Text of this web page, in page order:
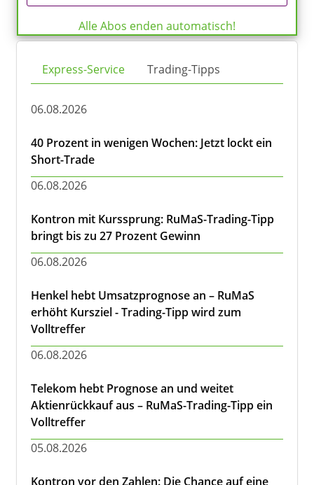
Alle Abos enden automatisch!
Express-Service Trading-Tipps
06.08.2026
40 Prozent in wenigen Wochen: Jetzt lockt ein
Short-Trade
06.08.2026
Kontron mit Kurssprung: RuMaS-Trading-Tipp
bringt bis zu 27 Prozent Gewinn
06.08.2026
Henkel hebt Umsatzprognose an – RuMaS
erhöht Kursziel - Trading-Tipp wird zum
Volltreffer
06.08.2026
Telekom hebt Prognose an und weitet
Aktienrückkauf aus – RuMaS-Trading-Tipp ein
Volltreffer
05.08.2026
Kontron vor den Zahlen: Die Chance auf eine